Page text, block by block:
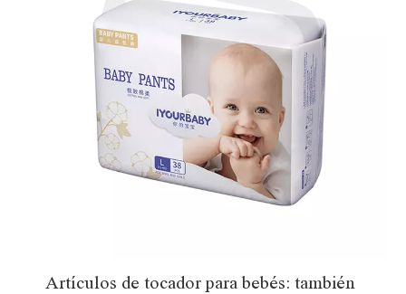
Artículos de tocador para bebés: también